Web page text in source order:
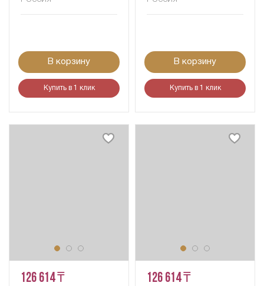
В корзину
Купить в 1 клик
В корзину
Купить в 1 клик
126 614 ₸ 126 614 ₸